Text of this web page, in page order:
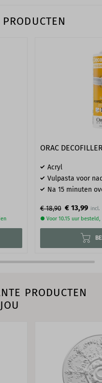
ORAC
Acryl
Vulpasta voor
Na 15 minuten
€ 18,90 € 13,99
● Voor 10.15 uur
PRODUCTEN